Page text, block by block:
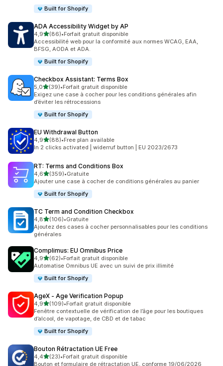
Built for Shopify
ADA Accessibility Widget by AP
4,9étoile(s) sur 5
(86)
86 avis au total
•Forfait gratuit disponible
Accessibilité web pour la conformité aux normes WCAG, EAA,
BFSG, AODA et ADA.
Built for Shopify
Checkbox Assistant: Terms Box
5,0étoile(s) sur 5
(39)
39 avis au total
•Forfait gratuit disponible
Exigez une case à cocher pour les conditions générales afin
d’éviter les rétrocessions
Built for Shopify
EU Withdrawal Button
4,9étoile(s) sur 5
(88)
88 avis au total
•Free plan available
In 2 clicks activated | widerruf button | EU 2023/2673
RT: Terms and Conditions Box
4,6étoile(s) sur 5
(359)
359 avis au total
•Gratuite
Ajouter une case à cocher de conditions générales au panier
Built for Shopify
TC Term and Condition Checkbox
4,8étoile(s) sur 5
(106)
106 avis au total
•Gratuite
Ajoutez des cases à cocher personnalisables pour les conditions
générales
Complimus: EU Omnibus Price
4,9étoile(s) sur 5
(62)
62 avis au total
•Forfait gratuit disponible
Automatise Omnibus UE avec un suivi de prix illimité
Built for Shopify
AgeX ‑ Age Verification Popup
4,9étoile(s) sur 5
(109)
109 avis au total
•Forfait gratuit disponible
Fenêtre contextuelle de vérification de l’âge pour les boutiques
d’alcool, de vapotage, de CBD et de tabac
Built for Shopify
Bouton Rétractation UE Free
4,4étoile(s) sur 5
(23)
23 avis au total
•Forfait gratuit disponible
Bouton et formulaire de rétractation UE, conforme 19/06/2026